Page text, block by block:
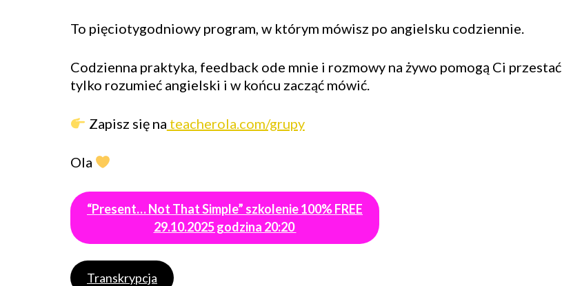
To pięciotygodniowy program, w którym mówisz po angielsku codziennie.
Codzienna praktyka, feedback ode mnie i rozmowy na żywo pomogą Ci przestać
tylko rozumieć angielski i w końcu zacząć mówić.
Zapisz się na teacherola.com/grupy
Ola
“Present… Not That Simple” szkolenie 100% FREE
29.10.2025 godzina 20:20
Transkrypcja